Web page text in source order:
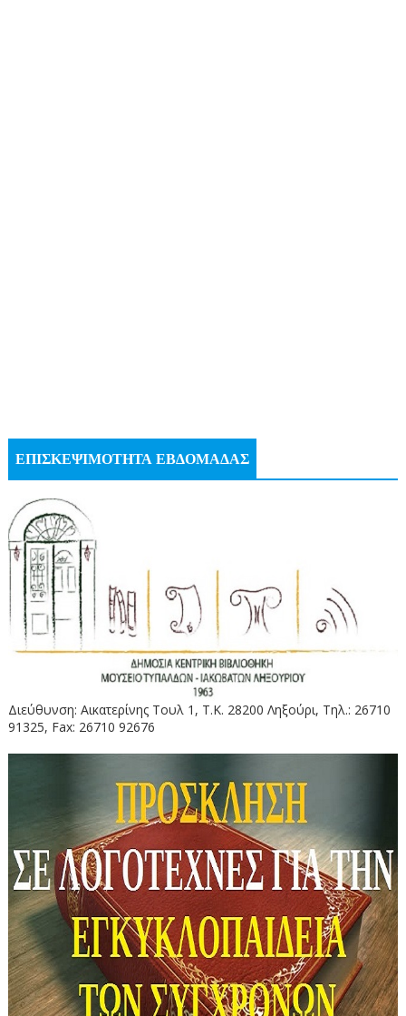
ΕΠΙΣΚΕΨΙΜΟΤΗΤΑ ΕΒΔΟΜΑΔΑΣ
Διεύθυνση: Αικατερίνης Τουλ 1, Τ.Κ. 28200 Ληξούρι, Τηλ.: 26710
91325, Fax: 26710 92676